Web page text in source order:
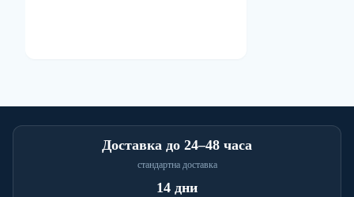
Доставка до 24–48 часа
стандартна доставка
14 дни